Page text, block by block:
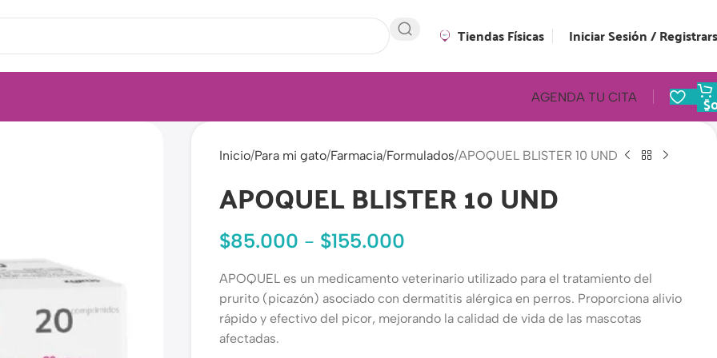
Tiendas Físicas Iniciar Sesión /
AGENDA TU CITA $
Inicio Para mi gato Farmacia Formulados APOQUEL BLISTER 10 UND
APOQUEL BLISTER 10 UND
$85.000 - $155.000
APOQUEL es un medicamento veterinario utilizado para el tratamiento del
prurito (picazón) asociado con dermatitis alérgica en perros. Proporciona alivio
rápido y efectivo del picor, mejorando la calidad de vida de las mascotas
afectadas.